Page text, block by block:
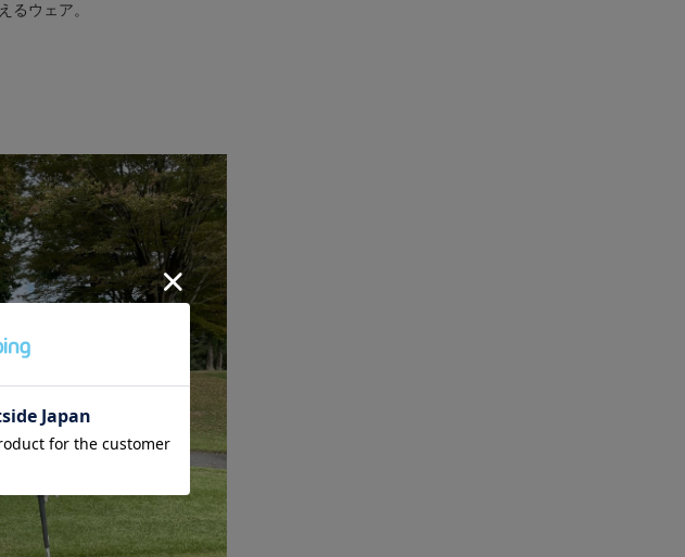
るウェア。